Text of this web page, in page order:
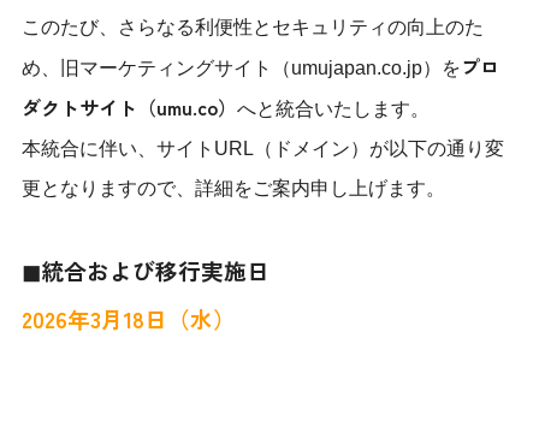
このたび、さらなる利便性とセキュリティの向上のた
め、旧マーケティングサイト（umujapan.co.jp）をプロ
ダクトサイト（umu.co） へと統合いたします。
本統合に伴い、サイトURL（ドメイン）が以下の通り変
更となりますので、詳細をご案内申し上げます。
◼︎統合および移行実施日
2026年3月18日（水）